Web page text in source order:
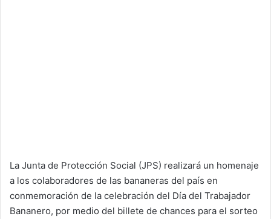
La Junta de Protección Social (JPS) realizará un homenaje
a los colaboradores de las bananeras del país en
conmemoración de la celebración del Día del Trabajador
Bananero, por medio del billete de chances para el sorteo